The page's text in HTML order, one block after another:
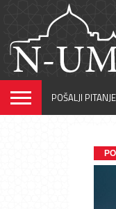
POŠALJI PITANJE